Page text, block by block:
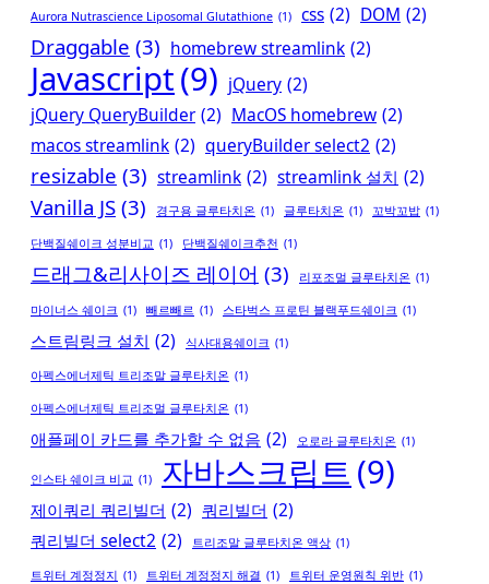
Aurora Nutrascience Liposomal Glutathione (1) css (2) DOM (2)
Draggable (3) homebrew streamlink (2)
Javascript(9) jQuery (2)
jQuery QueryBuilder (2) MacOS homebrew (2)
macos streamlink (2) queryBuilder select2 (2)
resizable (3) streamlink (2) streamlink 설치 (2)
Vanilla JS (3) 경구용 글루타치온 (1) 글루타치온 (1) 꼬박꼬밥 (1)
단백질쉐이크 성분비교 (1) 단백질쉐이크추천 (1)
드래그&리사이즈 레이어 (3) 리포조멀 글루타치온 (1)
마이너스 쉐이크 (1) 빼르빼르 (1) 스타벅스 프로틴 블랙푸드쉐이크 (1)
스트림링크 설치 (2) 식사대용쉐이크 (1)
아펙스에너제틱 트리조말 글루타치온 (1)
아펙스에너제틱 트리조멀 글루타치온 (1)
애플페이 카드를 추가할 수 없음 (2) 오로라 글루타치온 (1)
인스타 쉐이크 비교 (1) 자바스크립트 (9)
제이쿼리 쿼리빌더 (2) 쿼리빌더 (2)
쿼리빌더 select2 (2) 트리조말 글루타치온 액상 (1)
트위터 계정정지 (1) 트위터 계정정지 해결 (1) 트위터 운영원칙 위반 (1)